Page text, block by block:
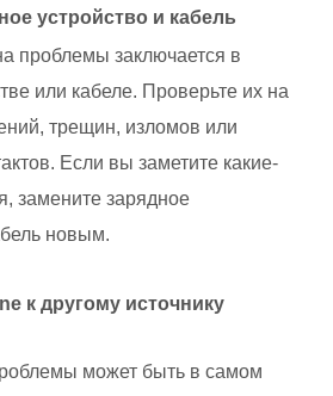
устройство и кабель
проблемы заключается в
или кабеле. Проверьте их на
трещин, изломов или
Если вы заметите какие-
замените зарядное
новым.
к другому источнику
может быть в самом